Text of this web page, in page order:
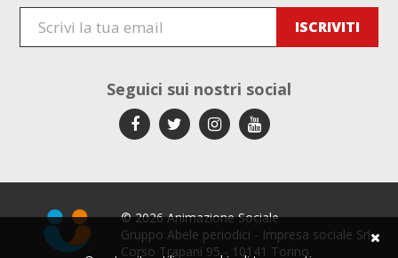
Seguici sui nostri social
© 2026 Animazione Sociale
Gruppo Abele periodici - Impresa sociale Srl
Corso Trapani 95 - 10141 Torino